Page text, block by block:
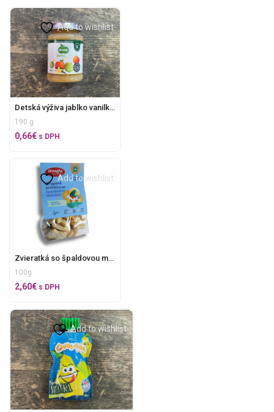
Add to wishlist
Detská výživa jablko vanilka Ovko
190 g
0,66€ s DPH
Add to wishlist
Zvieratká so špaldovou múkou Zemanka
100g
2,60€ s DPH
Add to wishlist